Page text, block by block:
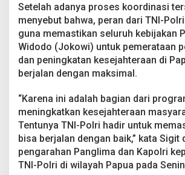
u
h
K
e
b
i
j
a
n
P
e
m
e
r
Setelah adanya proses koordinasi
menyebut bahwa, peran dari TNI-
guna memastikan seluruh kebijakan
Widodo (Jokowi) untuk pemerataan
dan peningkatan kesejahteraan di
berjalan dengan maksimal.
“Karena ini adalah bagian dari
meningkatkan kesejahteraan
Tentunya TNI-Polri hadir untuk
bisa berjalan dengan baik,” kata Sigit
pengarahan Panglima dan Kapolri
TNI-Polri di wilayah Papua pada